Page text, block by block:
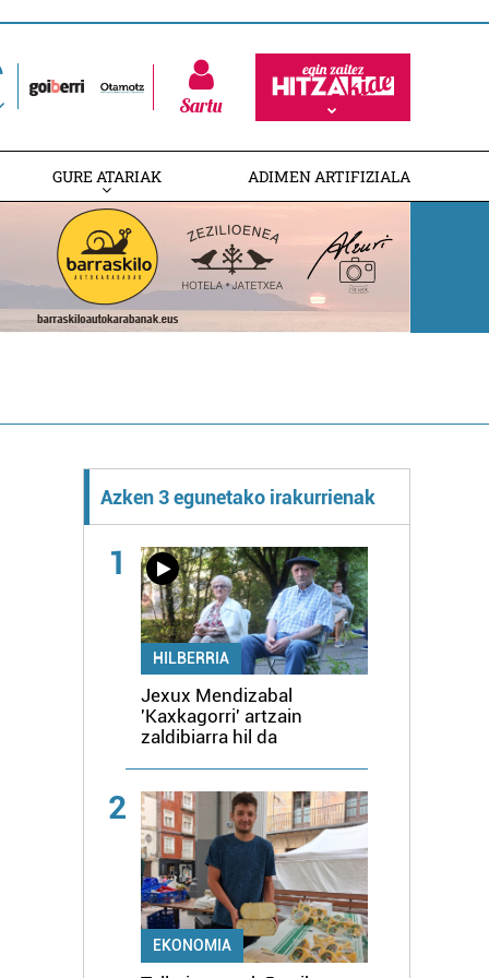
Sartu
GURE ATARIAK ADIMEN ARTIFIZIALA
Azken 3 egunetako irakurrienak
1
HILBERRIA
Jexux Mendizabal
'Kaxkagorri' artzain
zaldibiarra hil da
2
EKONOMIA